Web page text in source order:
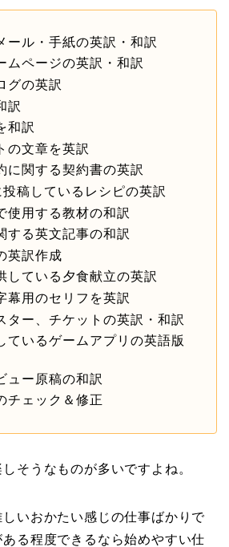
ール・手紙の英訳・和訳
ムページの英訳・和訳
グの英訳
訳
和訳
の文章を英訳
に関する契約書の英訳
投稿しているレシピの英訳
使用する教材の和訳
する英文記事の和訳
英訳作成
している夕食献立の英訳
幕用のセリフを英訳
ター、チケットの英訳・和訳
ているゲームアプリの英語版
ュー原稿の和訳
チェック＆修正
そうなものが多いですよね。
いおかたい感じの仕事ばかりで
る程度できるなら始めやすい仕